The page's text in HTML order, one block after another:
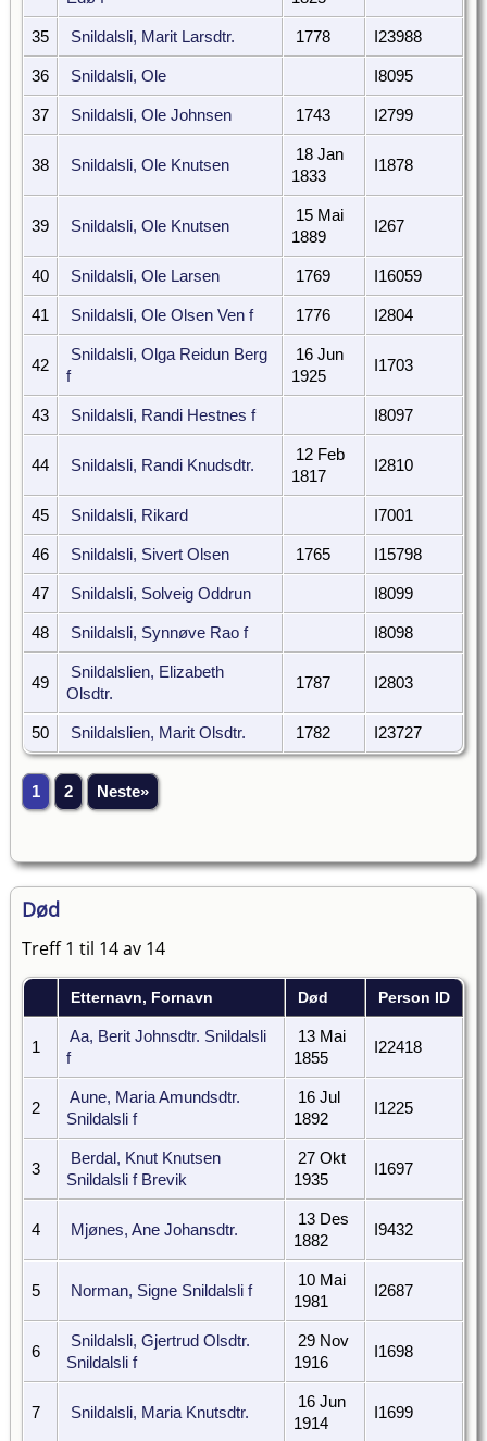
35 Snildalsli, Marit Larsdtr. 1778 I23988
36 Snildalsli, Ole I8095
37 Snildalsli, Ole Johnsen 1743 I2799
38 Snildalsli, Ole Knutsen
18 Jan
1833
I1878
39 Snildalsli, Ole Knutsen
15 Mai
1889
I267
40 Snildalsli, Ole Larsen 1769 I16059
41 Snildalsli, Ole Olsen Ven f 1776 I2804
42
Snildalsli, Olga Reidun Berg
f
16 Jun
1925
I1703
43 Snildalsli, Randi Hestnes f I8097
44 Snildalsli, Randi Knudsdtr.
12 Feb
1817
I2810
45 Snildalsli, Rikard I7001
46 Snildalsli, Sivert Olsen 1765 I15798
47 Snildalsli, Solveig Oddrun I8099
48 Snildalsli, Synnøve Rao f I8098
49
Snildalslien, Elizabeth
Olsdtr.
1787 I2803
50 Snildalslien, Marit Olsdtr. 1782 I23727
1 2 Neste»
Død
Treff 1 til 14 av 14
Etternavn, Fornavn Død Person ID
1
Aa, Berit Johnsdtr. Snildalsli
f
13 Mai
1855
I22418
2
Aune, Maria Amundsdtr.
Snildalsli f
16 Jul
1892
I1225
3
Berdal, Knut Knutsen
Snildalsli f Brevik
27 Okt
1935
I1697
4 Mjønes, Ane Johansdtr.
13 Des
1882
I9432
5 Norman, Signe Snildalsli f
10 Mai
1981
I2687
6
Snildalsli, Gjertrud Olsdtr.
Snildalsli f
29 Nov
1916
I1698
7 Snildalsli, Maria Knutsdtr.
16 Jun
1914
I1699